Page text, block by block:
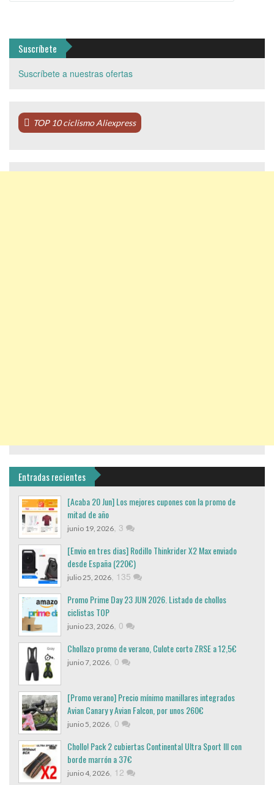
Suscríbete
Suscríbete a nuestras ofertas
TOP 10 ciclismo Aliexpress
Entradas recientes
[Acaba 20 Jun] Los mejores cupones con la promo de
mitad de año
junio 19, 2026, 3
[Envio en tres dias] Rodillo Thinkrider X2 Max enviado
desde España (220€)
julio 25, 2026, 135
Promo Prime Day 23 JUN 2026. Listado de chollos
ciclistas TOP
junio 23, 2026, 0
Chollazo promo de verano, Culote corto ZRSE a 12,5€
junio 7, 2026, 0
[Promo verano] Precio mínimo manillares integrados
Avian Canary y Avian Falcon, por unos 260€
junio 5, 2026, 0
Chollo! Pack 2 cubiertas Continental Ultra Sport III con
borde marrón a 37€
junio 4, 2026, 12